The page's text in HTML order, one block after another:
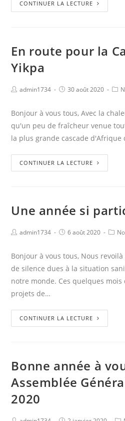
CONTINUER LA LECTURE
En route pour la
Yikpa
admin1734 30 août 2020
Bonjour à vous tous, Avec la
qu'un peu de fraîcheur venue
la plus grande cascade d'Afrique
CONTINUER LA LECTURE
Une année si
admin1734 6 août 2020
Bonjour à vous tous, Nous
de silence dues à la situation
notre monde. Ces quelques
projets de…
CONTINUER LA LECTURE
Bonne année à
Assemblée
2020